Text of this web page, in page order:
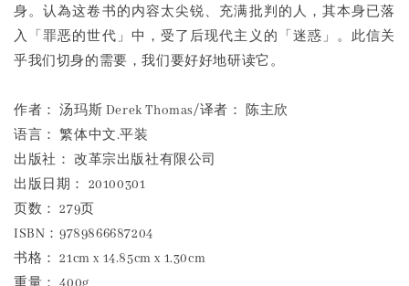
身。认為这卷书的内容太尖锐、充满批判的人，其本身已落
入「罪恶的世代」中，受了后现代主义的「迷惑」。此信关
乎我们切身的需要，我们要好好地研读它。
作者： 汤玛斯 Derek Thomas/译者： 陈主欣
语言： 繁体中文.平装
出版社： 改革宗出版社有限公司
出版日期： 20100301
页数： 279页
ISBN：9789866687204
书格： 21cm x 14.85cm x 1.30cm